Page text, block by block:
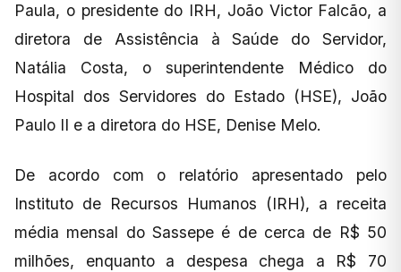
Paula, o presidente do IRH, João Victor Falcão, a
diretora de Assistência à Saúde do Servidor,
Natália Costa, o superintendente Médico do
Hospital dos Servidores do Estado (HSE), João
Paulo II e a diretora do HSE, Denise Melo.
De acordo com o relatório apresentado pelo
Instituto de Recursos Humanos (IRH), a receita
média mensal do Sassepe é de cerca de R$ 50
milhões, enquanto a despesa chega a R$ 70